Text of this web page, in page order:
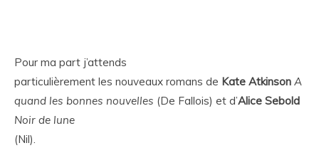
Pour ma part j’attends
particulièrement les nouveaux romans de Kate Atkinson A
quand les bonnes nouvelles (De Fallois) et d’Alice Sebold
Noir de lune
(Nil).